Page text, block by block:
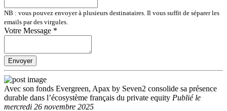
NB : vous pouvez envoyer à plusieurs destinataires. Il vous suffit de séparer les
emails par des virgules.
Votre Message *
Envoyer
Avec son fonds Evergreen, Apax by Seven2 consolide sa présence
durable dans l’écosystème français du private equity Publiéle
mercredi 26 novembre 2025